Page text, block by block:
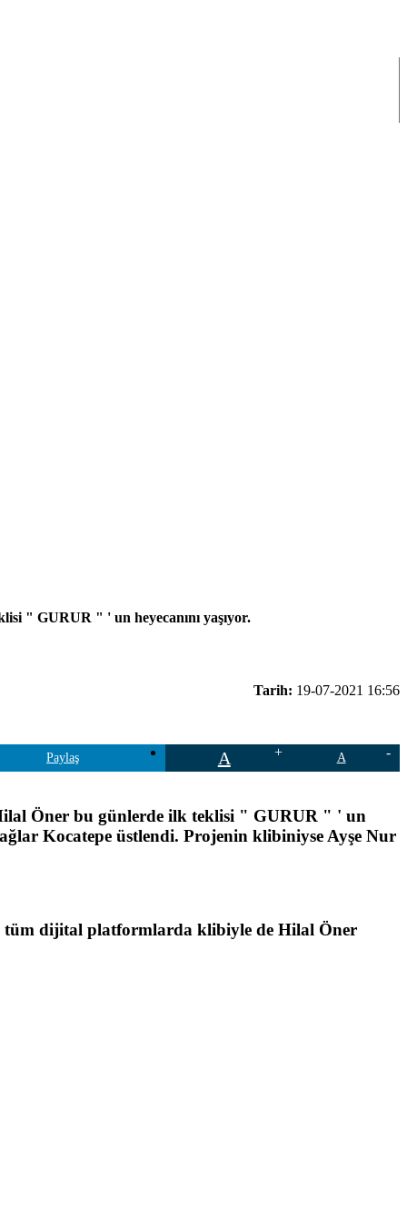
" GURUR " ' un heyecanını yaşıyor.
Tarih: 19-07-2021 16:56
Paylaş A A
Öner bu günlerde ilk teklisi " GURUR " ' un
Kocatepe üstlendi. Projenin klibiniyse Ayşe Nur
dijital platformlarda klibiyle de Hilal Öner